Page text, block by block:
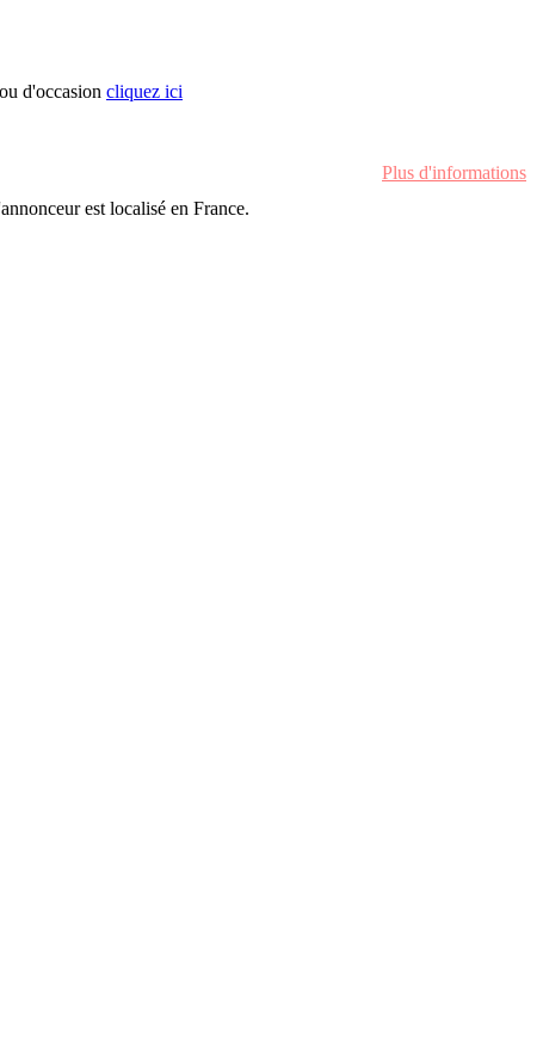
d'occasion cliquez ici
Plus d'informations
est localisé en France.